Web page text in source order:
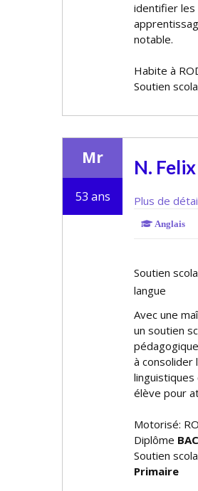
identifier les
notable.
Habite à
Soutien
Mr
53 ans
N. Felix
Plus de
Anglais
Soutien
langue
Avec une
un soutien
à consolider
linguistiques
élève pour
Motorisé:
Diplôme
Soutien
Primaire